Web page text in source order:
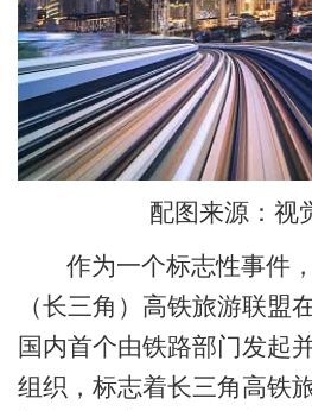
配图来源：视
作为一个标志性事件
（长三角）高铁旅游联盟
国内首个由铁路部门发起
组织，标志着长三角高铁